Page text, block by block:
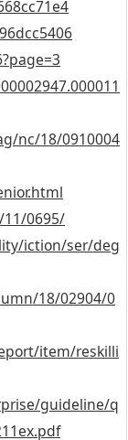
nc/18/0910004
0695/
iction/ser/deg
18/02904/0
item/reskilli
guideline/q